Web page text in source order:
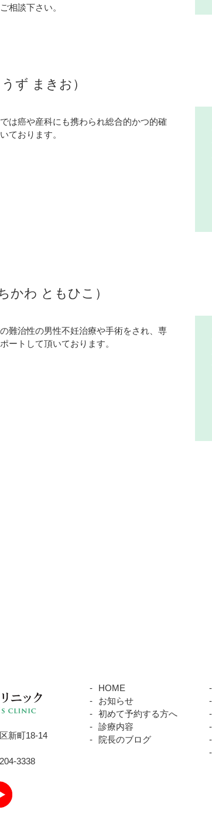
相談下さい。
ず まきお）
は癌や産科にも携わられ総合的かつ的確
ております。
かわ ともひこ）
難治性の男性不妊治療や手術をされ、専
ートして頂いております。
新町18-14
3338
HOME
お知らせ
初めて予約する方へ
診療内容
院長のブログ